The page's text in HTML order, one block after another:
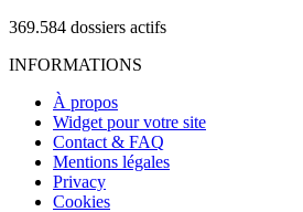
369.584 dossiers actifs
INFORMATIONS
À propos
Widget pour votre site
Contact & FAQ
Mentions légales
Privacy
Cookies